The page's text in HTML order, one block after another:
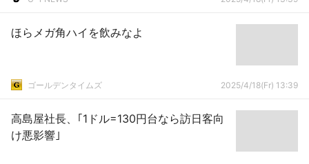
ほらメガ角ハイを飲みなよ
ゴールデンタイムズ 2025/4/18(Fr) 13:39
高島屋社長、｢1ドル=130円台なら訪日客向
け悪影響｣